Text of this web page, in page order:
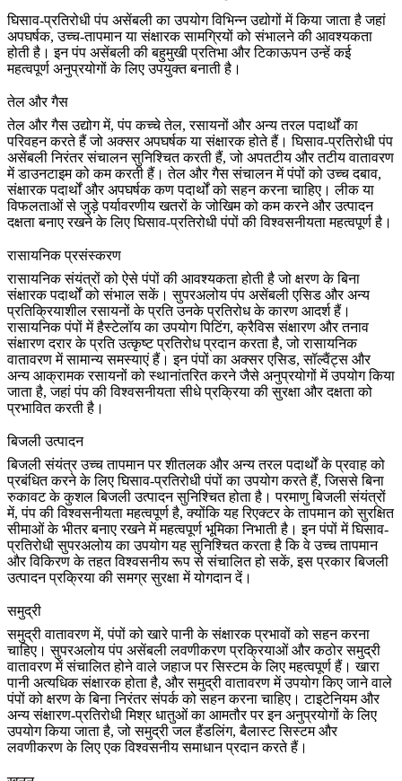
घिसाव-प्रतिरोधी पंप असेंबली का उपयोग विभिन्न उद्योगों में किया जाता है जहां
अपघर्षक, उच्च-तापमान या संक्षारक सामग्रियों को संभालने की आवश्यकता
होती है। इन पंप असेंबली की बहुमुखी प्रतिभा और टिकाऊपन उन्हें कई
महत्वपूर्ण अनुप्रयोगों के लिए उपयुक्त बनाती है।
तेल और गैस
तेल और गैसउद्योग में, पंप कच्चे तेल, रसायनों और अन्य तरल पदार्थों का
परिवहन करते हैं जो अक्सर अपघर्षक या संक्षारक होते हैं। घिसाव-प्रतिरोधी पंप
असेंबली निरंतर संचालन सुनिश्चित करती हैं, जो अपतटीय और तटीय वातावरण
में डाउनटाइम को कम करती हैं। तेल और गैस संचालन में पंपों को उच्च दबाव,
संक्षारक पदार्थों और अपघर्षक कण पदार्थों को सहन करना चाहिए। लीक या
विफलताओं से जुड़े पर्यावरणीय खतरों के जोखिम को कम करने और उत्पादन
दक्षता बनाए रखने के लिए घिसाव-प्रतिरोधी पंपों की विश्वसनीयता महत्वपूर्ण है।
रासायनिक प्रसंस्करण
रासायनिक संयंत्रोंको ऐसे पंपों की आवश्यकता होती है जो क्षरण के बिना
संक्षारक पदार्थों को संभाल सकें। सुपरअलोय पंप असेंबली एसिड और अन्य
प्रतिक्रियाशील रसायनों के प्रति उनके प्रतिरोध के कारण आदर्श हैं।
रासायनिक पंपों में हैस्टेलॉय का उपयोग पिटिंग, क्रैविस संक्षारण और तनाव
संक्षारण दरार के प्रति उत्कृष्ट प्रतिरोध प्रदान करता है, जो रासायनिक
वातावरण में सामान्य समस्याएं हैं। इन पंपों का अक्सर एसिड, सॉल्वैंट्स और
अन्य आक्रामक रसायनों को स्थानांतरित करने जैसे अनुप्रयोगों में उपयोग किया
जाता है, जहां पंप की विश्वसनीयता सीधे प्रक्रिया की सुरक्षा और दक्षता को
प्रभावित करती है।
बिजली उत्पादन
बिजली संयंत्रउच्च तापमान पर शीतलक और अन्य तरल पदार्थों के प्रवाह को
प्रबंधित करने के लिए घिसाव-प्रतिरोधी पंपों का उपयोग करते हैं, जिससे बिना
रुकावट के कुशल बिजली उत्पादन सुनिश्चित होता है। परमाणु बिजली संयंत्रों
में, पंप की विश्वसनीयता महत्वपूर्ण है, क्योंकि यह रिएक्टर के तापमान को सुरक्षित
सीमाओं के भीतर बनाए रखने में महत्वपूर्ण भूमिका निभाती है। इन पंपों में घिसाव-
प्रतिरोधी सुपरअलोय का उपयोग यह सुनिश्चित करता है कि वे उच्च तापमान
और विकिरण के तहत विश्वसनीय रूप से संचालित हो सकें, इस प्रकार बिजली
उत्पादन प्रक्रिया की समग्र सुरक्षा में योगदान दें।
समुद्री
समुद्रीवातावरण में, पंपों को खारे पानी के संक्षारक प्रभावों को सहन करना
चाहिए। सुपरअलोय पंप असेंबली लवणीकरण प्रक्रियाओं और कठोर समुद्री
वातावरण में संचालित होने वाले जहाज पर सिस्टम के लिए महत्वपूर्ण हैं। खारा
पानी अत्यधिक संक्षारक होता है, और समुद्री वातावरण में उपयोग किए जाने वाले
पंपों को क्षरण के बिना निरंतर संपर्क को सहन करना चाहिए। टाइटेनियम और
अन्य संक्षारण-प्रतिरोधी मिश्र धातुओं का आमतौर पर इन अनुप्रयोगों के लिए
उपयोग किया जाता है, जो समुद्री जल हैंडलिंग, बैलास्ट सिस्टम और
लवणीकरण के लिए एक विश्वसनीय समाधान प्रदान करते हैं।